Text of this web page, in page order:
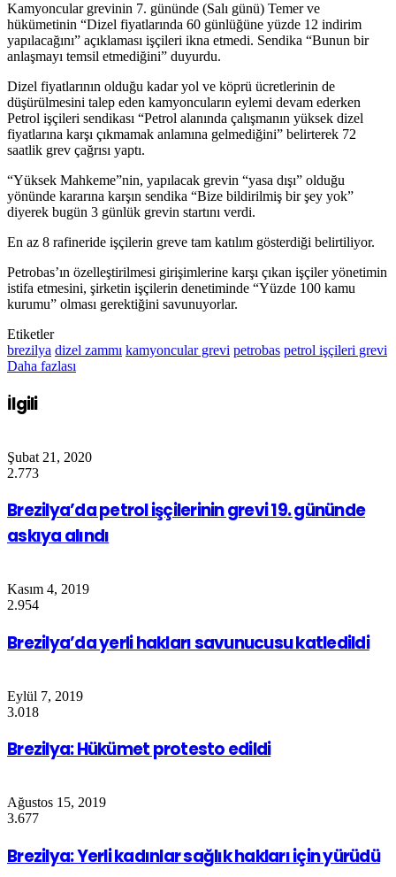
Kamyoncular grevinin 7. gününde (Salı günü) Temer ve
hükümetinin “Dizel fiyatlarında 60 günlüğüne yüzde 12 indirim
yapılacağını” açıklaması işçileri ikna etmedi. Sendika “Bunun bir
anlaşmayı temsil etmediğini” duyurdu.
Dizel fiyatlarının olduğu kadar yol ve köprü ücretlerinin de
düşürülmesini talep eden kamyoncuların eylemi devam ederken
Petrol işçileri sendikası “Petrol alanında çalışmanın yüksek dizel
fiyatlarına karşı çıkmamak anlamına gelmediğini” belirterek 72
saatlik grev çağrısı yaptı.
“Yüksek Mahkeme”nin, yapılacak grevin “yasa dışı” olduğu
yönünde kararına karşın sendika “Bize bildirilmiş bir şey yok”
diyerek bugün 3 günlük grevin startını verdi.
En az 8 rafineride işçilerin greve tam katılım gösterdiği belirtiliyor.
Petrobas’ın özelleştirilmesi girişimlerine karşı çıkan işçiler yönetimin
istifa etmesini, şirketin işçilerin denetiminde “Yüzde 100 kamu
kurumu” olması gerektiğini savunuyorlar.
Etiketler
brezilya dizel zammı kamyoncular grevi petrobas petrol işçileri grevi
Daha fazlası
İlgili
Şubat 21, 2020
2.773
Brezilya’da petrol işçilerinin grevi 19. gününde
askıya alındı
Kasım 4, 2019
2.954
Brezilya’da yerli hakları savunucusu katledildi
Eylül 7, 2019
3.018
Brezilya: Hükümet protesto edildi
Ağustos 15, 2019
3.677
Brezilya: Yerli kadınlar sağlık hakları için yürüdü